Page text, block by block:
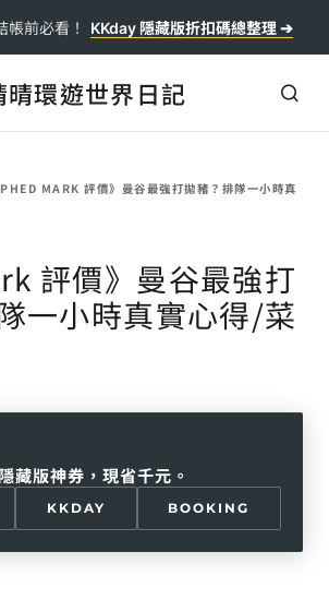
帳前必看！ KKday 隱藏版折扣碼總整理 ➔
晴環遊世界日記
PHED MARK 評價》曼谷最強打拋豬？排隊一小時真
評價》曼谷最強打
一小時真實心得/菜
藏版神券，現省千元。
KKDAY BOOKING